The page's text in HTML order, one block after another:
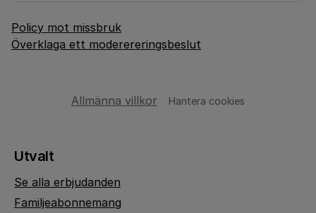
Policy mot missbruk
Överklaga ett moderereringsbeslut
Allmänna villkor Hantera cookies
Utvalt
Se alla erbjudanden
Familjeabonnemang